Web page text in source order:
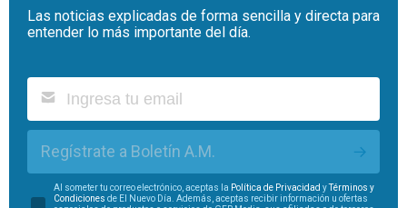
Las noticias explicadas de forma sencilla y directa para
entender lo más importante del día.
Regístrate a Boletín A.M.
Al someter tu correo electrónico, aceptas la Política de Privacidad yTérminos y
Condiciones de El Nuevo Día. Además, aceptas recibir información u ofertas